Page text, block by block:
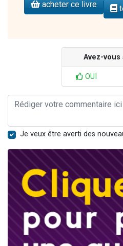
acheter ce livre
Avez-vous
OUI
Je veux être averti des